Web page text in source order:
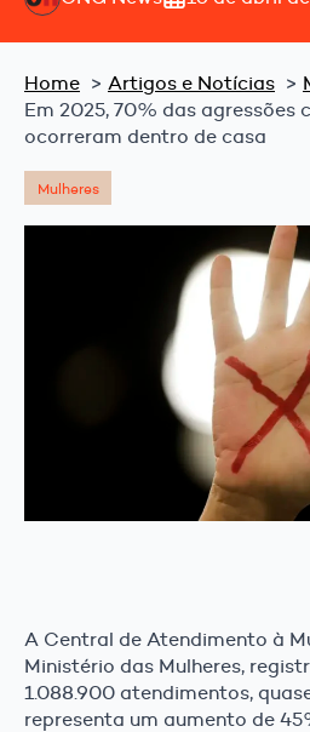
Home Artigos e Notícias
Em 2025, 70% das agressões
ocorreram dentro de casa
Mulheres
A Central de Atendimento à
Ministério das Mulheres,
1.088.900 atendimentos,
representa um aumento de